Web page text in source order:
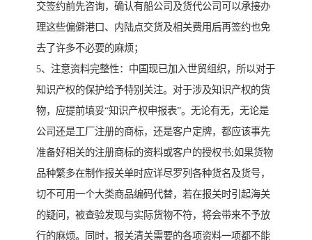
交签约前先咨询，确认有船公司及货代公司可以承接办
理这些偏僻港口、内陆点交货及相关费用后再签约也免
去了许多不必要的麻烦；
5、注意资料完整性：中国现已加入世贸组织，所以对于
知识产权的保护给予特别关注。对于涉及知识产权的货
物，应提前填妥“知识产权申报表”。无论有无，无论是
公司还是工厂注册的商标，还是客户定牌，都应该事先
准备好相关的注册商标的资料或客户的授权书;如果货物
品种繁多在制作报关单时应详尽罗列各种货名及货号，
切不可用一个大类商品编码代替，若在报关时引起海关
的疑问，被查验发现与实际货物不符，将会带来不予放
行的麻烦。同时，报关清关需要的各项资料一项都不能